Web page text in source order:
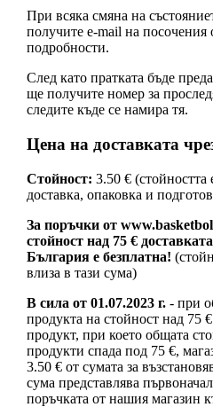
При всяка смяна на
получите e-mail на посочения
подробности.
След като пратката бъде
ще получите номер за
следите къде се намира тя.
Цена на доставката
Стойност: 3.50 €
доставка, опаковка и
За поръчки от
стойност над 75 €
България е безплатна!
влиза в тази сума)
В сила от 01.07.2023 г.- при
продукта на стойност над 75
продукт, при което общата
продукти спада под 75 €,
3.50 € от сумата за
сума представлява
поръчката от нашия магазин